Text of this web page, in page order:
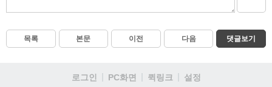
목록 본문 이전 다음 댓글보기
로그인 PC화면 퀵링크
설정